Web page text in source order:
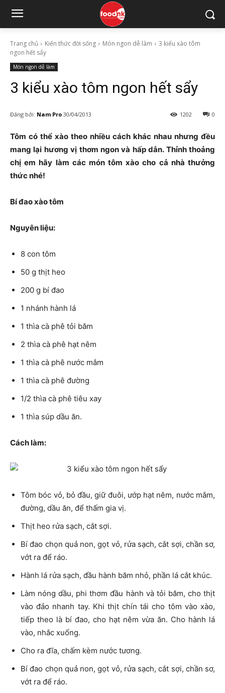
Trang chủ Kiến thức đời sống Món ngon dễ làm
3 kiểu xào tôm
ngon hết sẩy
Món ngon dễ làm
3 kiểu xào tôm ngon hết sẩy
Đăng bởi: Nam Pro 30/04/2013 0
1202
Tôm có thể xào theo nhiều cách khác nhau nhưng đều
mang lại hương vị thơm ngon và hấp dẫn. Thỉnh thoảng
chị em hãy làm các món tôm xào cho cả nhà thưởng
thức nhé!
Bí đao xào tôm
Nguyên liệu:
8 con tôm
50 g thịt heo
200 g bí đao
1 nhánh hành lá
1 thìa cà phê tỏi băm
2 thìa cà phê hạt nêm
1 thìa cà phê nước mắm
1 thìa cà phê đường
1/2 thìa cà phê tiêu xay
1 thìa súp dầu ăn.
Cách làm:
Tôm bóc vỏ, bỏ đầu, giữ đuôi, ướp hạt nêm, nước mắm,
đường, dầu ăn, để thấm gia vị.
Thịt heo rửa sạch, cắt sợi.
Bí đao chọn quả non, gọt vỏ, rửa sạch, cắt sợi, chần sơ,
vớt ra để ráo.
Hành lá rửa sạch, đầu hành băm nhỏ, phần lá cắt khúc.
Làm nóng dầu, phi thơm đầu hành và tỏi băm, cho thịt
vào đảo nhanh tay. Khi thịt chín tái cho tôm vào xào,
tiếp theo là bí đao, cho hạt nêm vừa ăn. Cho hành lá
vào, nhắc xuống.
Cho ra đĩa, chấm kèm nước tương.
Bí đao chọn quả non, gọt vỏ, rửa sạch, cắt sợi, chần sơ,
vớt ra để ráo.